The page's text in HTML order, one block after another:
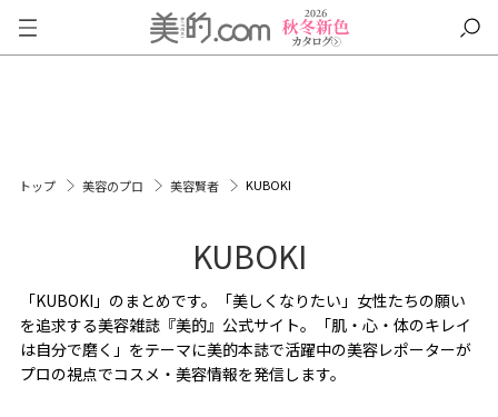
トップ 美容のプロ 美容賢者 KUBOKI
KUBOKI
「KUBOKI」のまとめです。「美しくなりたい」女性たちの願い
を追求する美容雑誌『美的』公式サイト。「肌・心・体のキレイ
は自分で磨く」をテーマに美的本誌で活躍中の美容レポーターが
プロの視点でコスメ・美容情報を発信します。